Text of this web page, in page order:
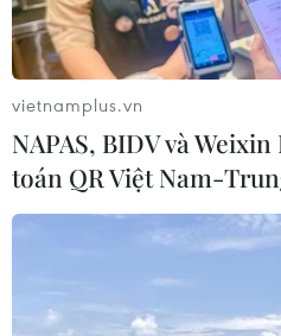
vietnamplus.vn
NAPAS, BIDV và
toán QR Việt Nam-